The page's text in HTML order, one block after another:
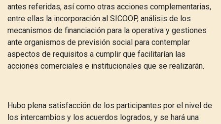
antes referidas, así como otras acciones complementarias,
entre ellas la incorporación al SICOOP, análisis de los
mecanismos de financiación para la operativa y gestiones
ante organismos de previsión social para contemplar
aspectos de requisitos a cumplir que facilitarían las
acciones comerciales e institucionales que se realizarán.
Hubo plena satisfacción de los participantes por el nivel de
los intercambios y los acuerdos logrados, y se hará una